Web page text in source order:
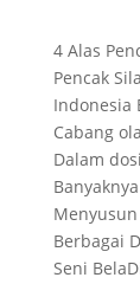
4 Alas
Pencak
Indonesia
Cabang
Dalam
Berbagai
Seni